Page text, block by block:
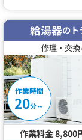
給湯器のト
修理・交換
作業時間
20分～
作業料金 8,800